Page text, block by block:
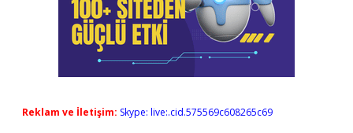
Reklam ve İletişim: Skype: live:.cid.575569c608265c69